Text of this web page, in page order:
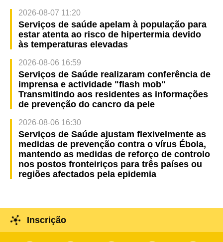
2026-08-07 11:20
Serviços de saúde apelam à população para
estar atenta ao risco de hipertermia devido
às temperaturas elevadas
2026-08-06 16:59
Serviços de Saúde realizaram conferência de
imprensa e actividade "flash mob"
Transmitindo aos residentes as informações
de prevenção do cancro da pele
2026-08-06 16:30
Serviços de Saúde ajustam flexivelmente as
medidas de prevenção contra o vírus Ébola,
mantendo as medidas de reforço de controlo
nos postos fronteiriços para três países ou
regiões afectados pela epidemia
Inscrição